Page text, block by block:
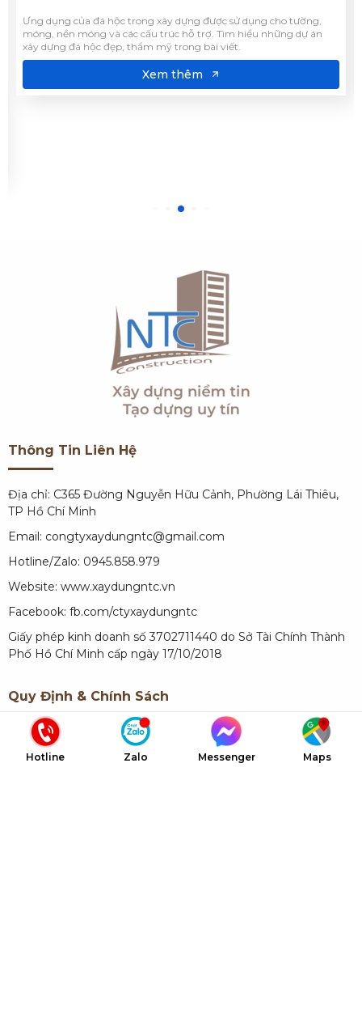
Ưng dụng của đá hộc trong xây dựng được sử dụng cho tường,
móng, nền móng và các cấu trúc hỗ trợ. Tìm hiểu những dự án
xây dựng đá hộc đẹp, thẩm mỹ trong bài viết.
Xem thêm
Thông Tin Liên Hệ
Địa chỉ: C365 Đường Nguyễn Hữu Cảnh, Phường Lái Thiêu,
TP Hồ Chí Minh
Email: congtyxaydungntc@gmail.com
Hotline/Zalo: 0945.858.979
Website: www.xaydungntc.vn
Facebook: fb.com/ctyxaydungntc
Giấy phép kinh doanh số 3702711440 do Sở Tài Chính Thành
Phố Hồ Chí Minh cấp ngày 17/10/2018
Quy Định & Chính Sách
Quy định về thanh toán
Hotline Zalo Messenger Maps